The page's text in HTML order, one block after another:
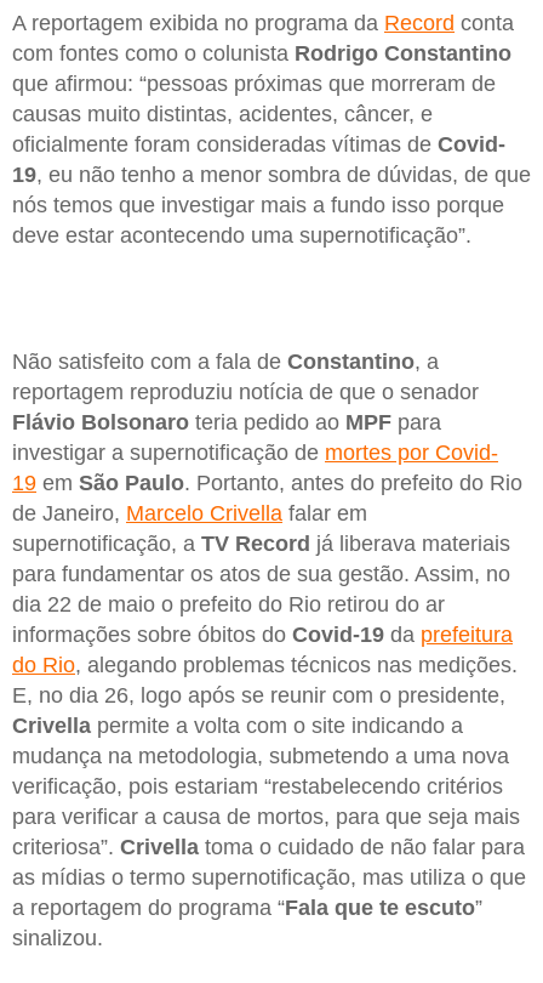
A reportagem exibida no programa da Record conta
com fontes como o colunista Rodrigo Constantino
que afirmou: “pessoas próximas que morreram de
causas muito distintas, acidentes, câncer, e
oficialmente foram consideradas vítimas de Covid-
19, eu não tenho a menor sombra de dúvidas, de que
nós temos que investigar mais a fundo isso porque
deve estar acontecendo uma supernotificação”.
Não satisfeito com a fala de Constantino, a
reportagem reproduziu notícia de que o senador
Flávio Bolsonaro teria pedido ao MPF para
investigar a supernotificação de mortes por Covid-
19 em São Paulo. Portanto, antes do prefeito do Rio
de Janeiro, Marcelo Crivella falar em
supernotificação, a TV Record já liberava materiais
para fundamentar os atos de sua gestão. Assim, no
dia 22 de maio o prefeito do Rio retirou do ar
informações sobre óbitos do Covid-19 da prefeitura
do Rio, alegando problemas técnicos nas medições.
E, no dia 26, logo após se reunir com o presidente,
Crivella permite a volta com o site indicando a
mudança na metodologia, submetendo a uma nova
verificação, pois estariam “restabelecendo critérios
para verificar a causa de mortos, para que seja mais
criteriosa”. Crivella toma o cuidado de não falar para
as mídias o termo supernotificação, mas utiliza o que
a reportagem do programa “Fala que te escuto”
sinalizou.